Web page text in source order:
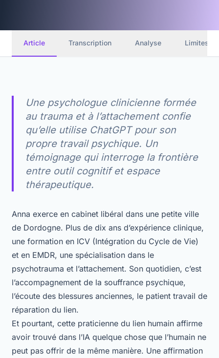
Article Transcription Analyse Limites
Une psychologue clinicienne formée
au trauma et à l’attachement confie
qu’elle utilise ChatGPT pour son
propre travail psychique. Un
témoignage qui interroge la frontière
entre outil cognitif et espace
thérapeutique.
Anna exerce en cabinet libéral dans une petite ville
de Dordogne. Plus de dix ans d’expérience clinique,
une formation en ICV (Intégration du Cycle de Vie)
et en EMDR, une spécialisation dans le
psychotrauma et l’attachement. Son quotidien, c’est
l’accompagnement de la souffrance psychique,
l’écoute des blessures anciennes, le patient travail de
réparation du lien.
Et pourtant, cette praticienne du lien humain affirme
avoir trouvé dans l’IA quelque chose que l’humain ne
peut pas offrir de la même manière. Une affirmation